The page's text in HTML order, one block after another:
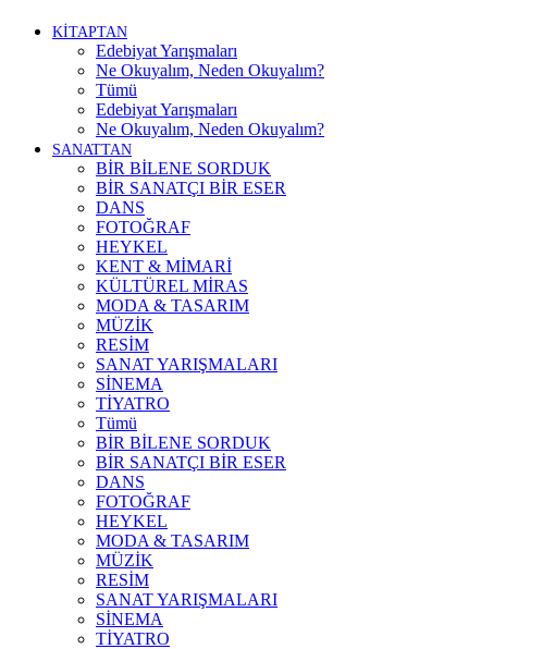
KİTAPTAN
Edebiyat Yarışmaları
Ne Okuyalım, Neden Okuyalım?
Tümü
Edebiyat Yarışmaları
Ne Okuyalım, Neden Okuyalım?
SANATTAN
BİR BİLENE SORDUK
BİR SANATÇI BİR ESER
DANS
FOTOĞRAF
HEYKEL
KENT & MİMARİ
KÜLTÜREL MİRAS
MODA & TASARIM
MÜZİK
RESİM
SANAT YARIŞMALARI
SİNEMA
TİYATRO
Tümü
BİR BİLENE SORDUK
BİR SANATÇI BİR ESER
DANS
FOTOĞRAF
HEYKEL
MODA & TASARIM
MÜZİK
RESİM
SANAT YARIŞMALARI
SİNEMA
TİYATRO